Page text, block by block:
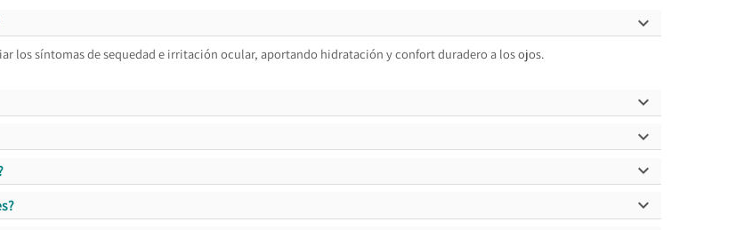

los síntomas de sequedad e irritación ocular, aportando hidratación y confort duradero a los ojos.



